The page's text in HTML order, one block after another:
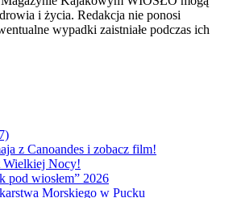
i życia. Redakcja nie ponosi
wypadki zaistniałe podczas ich
z Canoandes i zobacz film!
Wielkiej Nocy!
pod wiosłem” 2026
Morskiego w Pucku